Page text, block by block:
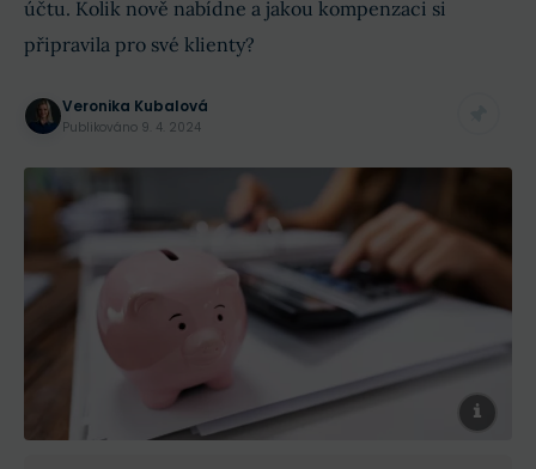
účtu. Kolik nově nabídne a jakou kompenzaci si
připravila pro své klienty?
Veronika Kubalová
Publikováno 9. 4. 2024